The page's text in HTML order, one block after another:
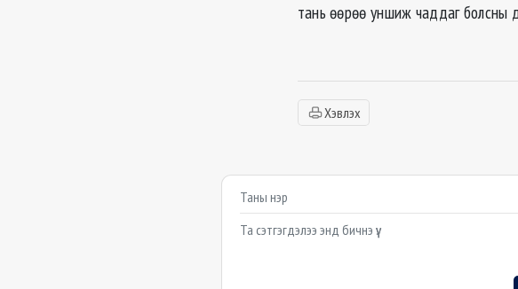
тань өөрөө уншиж чаддаг болсны
Хэвлэх
Сэтгэгдэл бичих
Example textarea